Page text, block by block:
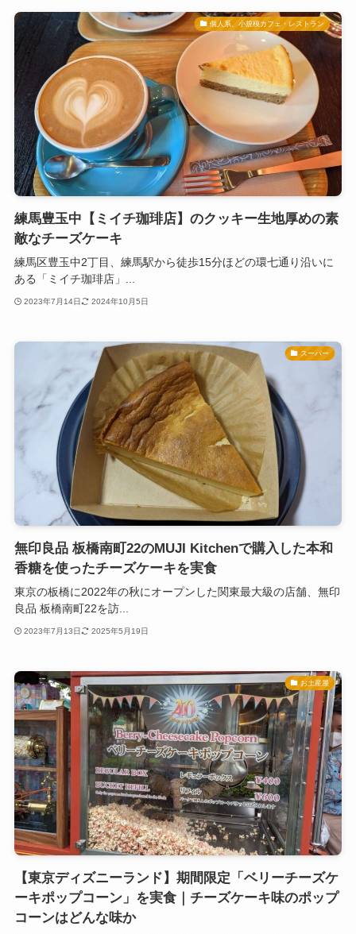
個人系、小規模カフェ・レストラン
練馬豊玉中【ミイチ珈琲店】のクッキー生地厚めの素
敵なチーズケーキ
練馬区豊玉中2丁目、練馬駅から徒歩15分ほどの環七通り沿いに
ある「ミイチ珈琲店」...
2023年7月14日 2024年10月5日
スーパー
無印良品 板橋南町22のMUJI Kitchenで購入した本和
香糖を使ったチーズケーキを実食
東京の板橋に2022年の秋にオープンした関東最大級の店舗、無印
良品 板橋南町22を訪...
2023年7月13日 2025年5月19日
お土産屋
【東京ディズニーランド】期間限定「ベリーチーズケ
ーキポップコーン」を実食｜チーズケーキ味のポップ
コーンはどんな味か